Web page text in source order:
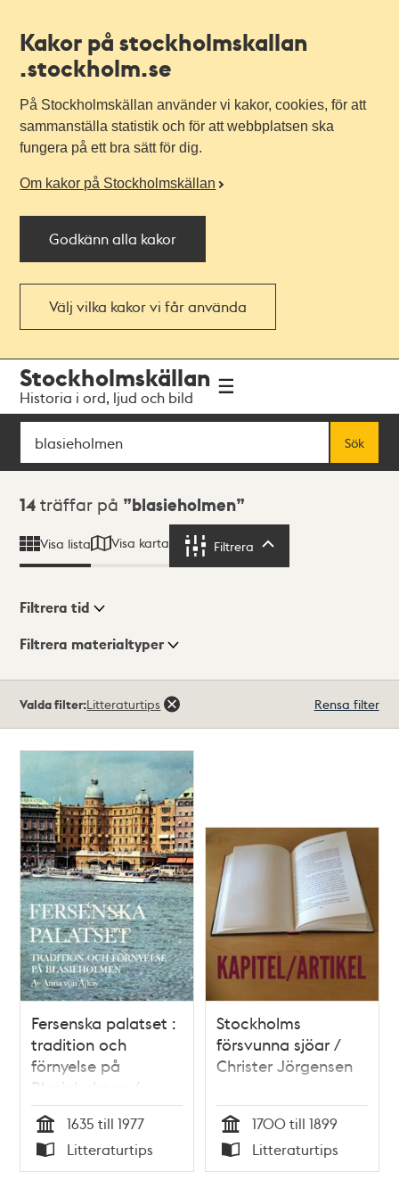
Kakor på stockholmskallan
.stockholm.se
På Stockholmskällan använder vi kakor, cookies, för att
sammanställa statistik och för att webbplatsen ska
fungera på ett bra sätt för dig.
Om kakor på Stockholmskällan
Godkänn alla kakor
Välj vilka kakor vi får använda
navigationen
huvudinnehållet
Stockholmskällan
Historia i ord, ljud och bild
Sök
Sök
Sökresultat
14 träffar på blasieholmen
Visa lista Visa karta Filtrera
Visningsläge
Filtrera tid
Filtrera materialtyper
träffar
Valda filter:Litteraturtips Rensa filter
Fersenska palatset :
tradition och
förnyelse på
Blasieholmen /
Anna von Ajkay
Tid
1635 till 1977
Typ
Litteraturtips
Stockholms
försvunna sjöar /
Christer Jörgensen
Tid
1700 till 1899
Typ
Litteraturtips